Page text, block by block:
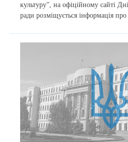
культуру”, на офіційному сайті
ради розміщується інформація про